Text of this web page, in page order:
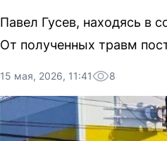
Павел Гусев, находясь в
От полученных травм
15 мая, 2026, 11:41 8